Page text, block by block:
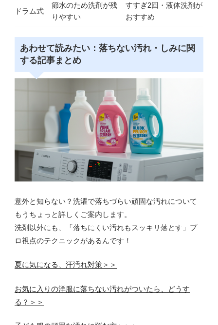
ドラム式
節水のため洗剤が残
りやすい
すすぎ2回・液体洗剤が
おすすめ
あわせて読みたい：落ちない汚れ・しみに関
する記事まとめ
意外と知らない？洗濯で落ちづらい頑固な汚れについて
もうちょっと詳しくご案内します。
洗剤以外にも、「落ちにくい汚れもスッキリ落とす」プ
ロ視点のテクニックがあるんです！
夏に気になる、汗汚れ対策＞＞
お気に入りの洋服に落ちない汚れがついたら、どうす
る？＞＞